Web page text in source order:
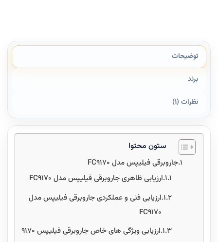
توضیحات
برند
نظرات (1)
ستون محتوا
جاروبرقی فیلیپس مدل FC9170
ارزیابی ظاهری جاروبرقی فیلیپس مدل FC9170
ارزیابی فنی و عملکردی جاروبرقی فیلیپس مدل
FC9170
ارزیابی ویژگی های خاص جاروبرقی فیلیپس 9170